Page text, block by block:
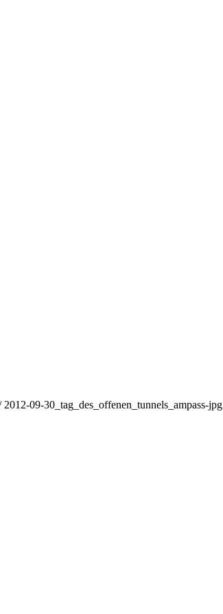
2012-09-30_tag_des_offenen_tunnels_ampass-jpg